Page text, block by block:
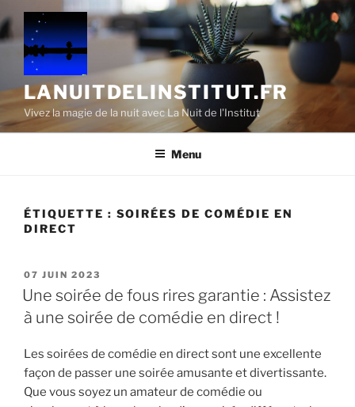
Aller
au
contenu
principal
LANUITDELINSTITUT.FR
Vivez la magie de la nuit avec La Nuit de l'Institut
Menu
ÉTIQUETTE : SOIRÉES DE COMÉDIE EN
DIRECT
PUBLIÉ
LE
07 JUIN 2023
Une soirée de fous rires garantie : Assistez
à une soirée de comédie en direct !
Les soirées de comédie en direct sont une excellente
façon de passer une soirée amusante et divertissante.
Que vous soyez un amateur de comédie ou